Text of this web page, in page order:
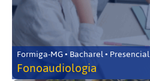
Formiga-MG • Bacharel • Presencial
Fonoaudiologia